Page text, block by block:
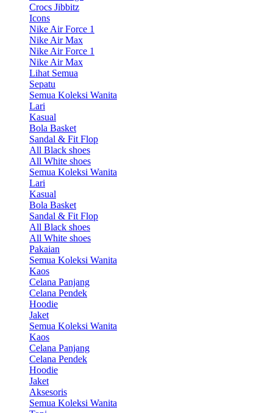
Crocs Jibbitz
Icons
Nike Air Force 1
Nike Air Max
Nike Air Force 1
Nike Air Max
Lihat Semua
Sepatu
Semua Koleksi Wanita
Lari
Kasual
Bola Basket
Sandal & Fit Flop
All Black shoes
All White shoes
Semua Koleksi Wanita
Lari
Kasual
Bola Basket
Sandal & Fit Flop
All Black shoes
All White shoes
Pakaian
Semua Koleksi Wanita
Kaos
Celana Panjang
Celana Pendek
Hoodie
Jaket
Semua Koleksi Wanita
Kaos
Celana Panjang
Celana Pendek
Hoodie
Jaket
Aksesoris
Semua Koleksi Wanita